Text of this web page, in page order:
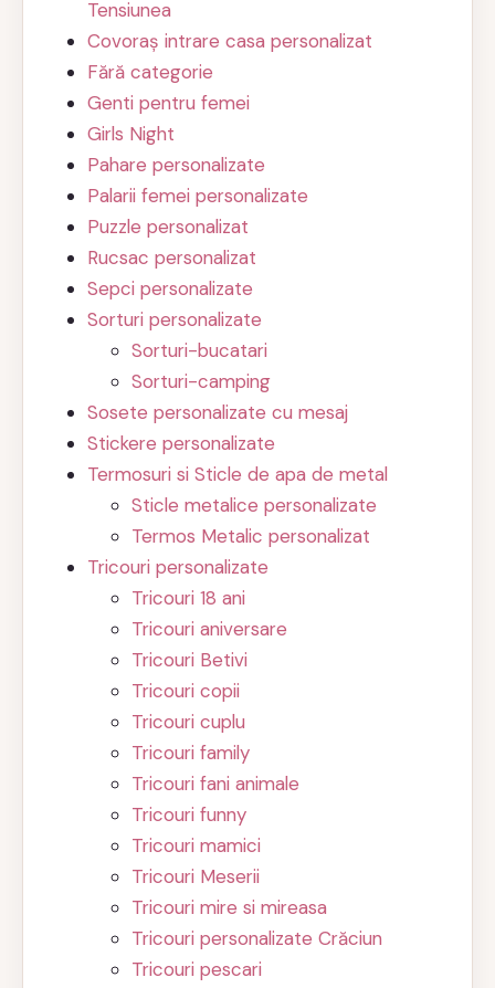
Tensiunea
Covoraș intrare casa personalizat
Fără categorie
Genti pentru femei
Girls Night
Pahare personalizate
Palarii femei personalizate
Puzzle personalizat
Rucsac personalizat
Sepci personalizate
Sorturi personalizate
Sorturi-bucatari
Sorturi-camping
Sosete personalizate cu mesaj
Stickere personalizate
Termosuri si Sticle de apa de metal
Sticle metalice personalizate
Termos Metalic personalizat
Tricouri personalizate
Tricouri 18 ani
Tricouri aniversare
Tricouri Betivi
Tricouri copii
Tricouri cuplu
Tricouri family
Tricouri fani animale
Tricouri funny
Tricouri mamici
Tricouri Meserii
Tricouri mire si mireasa
Tricouri personalizate Crăciun
Tricouri pescari